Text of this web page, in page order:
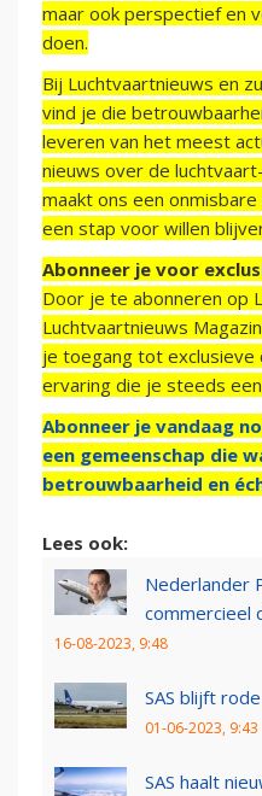
maar ook perspectief en
doen.
Bij Luchtvaartnieuws en
vind je die
leveren van het meest
nieuws over de
maakt ons een
een stap voor willen
Abonneer je voor
Door je te abonneren op
Luchtvaartnieuws
je toegang tot exclusieve
ervaring die je steeds
Abonneer je vandaag
een gemeenschap die
betrouwbaarheid en
Lees ook:
Nederlander
commercieel
16-08-2023, 9:48
SAS blijft
01-06-2023, 9:43
SAS haalt